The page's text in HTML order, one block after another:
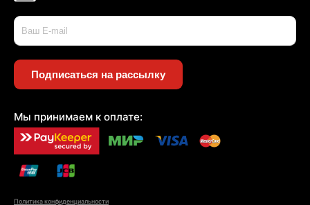
Подписаться на рассылку
Мы принимаем к оплате:
Политика конфиденциальности